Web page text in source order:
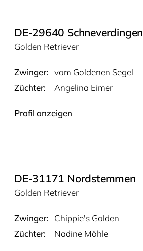
DE-29640 Schneverdingen
Golden Retriever
Zwinger:
vom Gol­de­nen Segel
Züchter:
Angelina Eimer
Profil anzeigen
DE-31171 Nordstemmen
Golden Retriever
Zwinger:
Chippie's Gol­den
Züchter:
Nadine Möhle